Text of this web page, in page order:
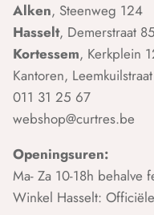
Alken, Steenweg 124
Hasselt, Demerstraat 85
Kortessem, Kerkplein
Kantoren,
011 31 25 67
webshop@curtres.be
Openingsuren:
Ma- Za 10-18h behalve
Winkel Hasselt: